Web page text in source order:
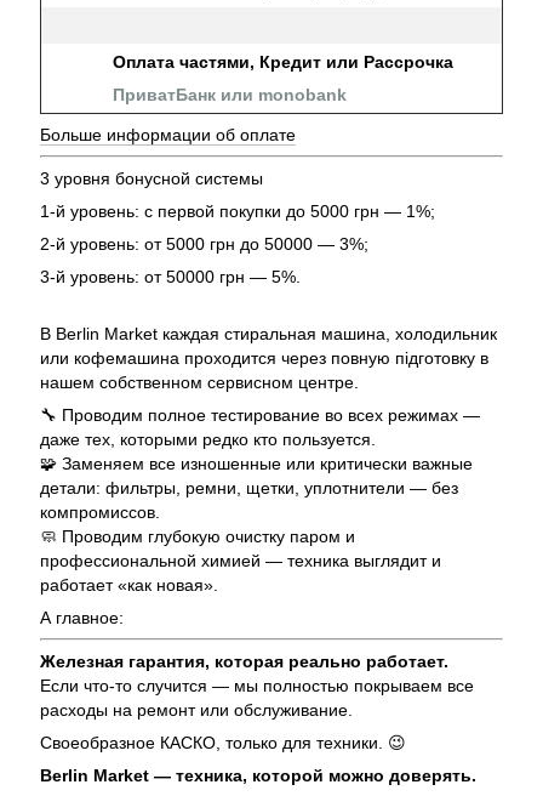
Оплата частями, Кредит или Рассрочка
ПриватБанк или monobank
Больше информации об оплате
3 уровня бонусной системы
1-й уровень: с первой покупки до 5000 грн — 1%;
2-й уровень: от 5000 грн до 50000 — 3%;
3-й уровень: от 50000 грн — 5%.
В Berlin Market каждая стиральная машина, холодильник
или кофемашина проходится через повную підготовку в
нашем собственном сервисном центре.
🔧 Проводим полное тестирование во всех режимах —
даже тех, которыми редко кто пользуется.
🧩 Заменяем все изношенные или критически важные
детали: фильтры, ремни, щетки, уплотнители — без
компромиссов.
🧼 Проводим глубокую очистку паром и
профессиональной химией — техника выглядит и
работает «как новая».
А главное:
Железная гарантия, которая реально работает.
Если что-то случится — мы полностью покрываем все
расходы на ремонт или обслуживание.
Своеобразное КАСКО, только для техники. 😉
Berlin Market — техника, которой можно доверять.